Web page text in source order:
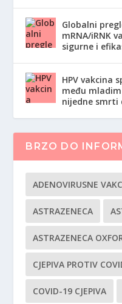
Globalni
mRNA/iRNK
sigurne i
HPV vakcina
među
nijedne smrti
BRZO DO
ADENOVIRUSNE
ASTRAZENECA
ASTRAZENECA
CJEPIVA PROTIV
COVID-19 CJEPIVA